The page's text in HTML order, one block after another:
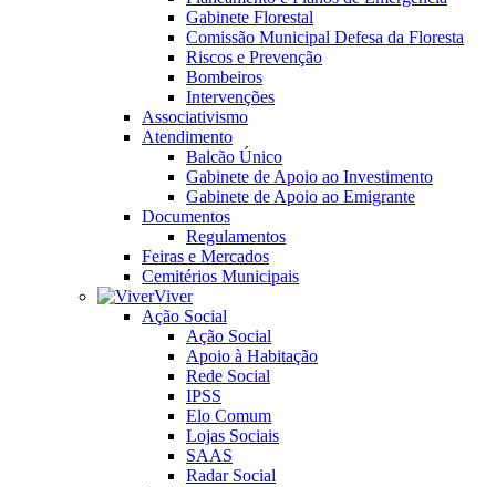
Gabinete Florestal
Comissão Municipal Defesa da Floresta
Riscos e Prevenção
Bombeiros
Intervenções
Associativismo
Atendimento
Balcão Único
Gabinete de Apoio ao Investimento
Gabinete de Apoio ao Emigrante
Documentos
Regulamentos
Feiras e Mercados
Cemitérios Municipais
Viver
Ação Social
Ação Social
Apoio à Habitação
Rede Social
IPSS
Elo Comum
Lojas Sociais
SAAS
Radar Social